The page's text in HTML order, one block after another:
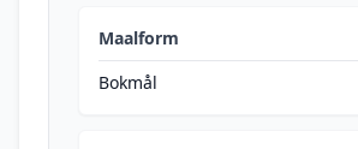
Maalform
Bokmål